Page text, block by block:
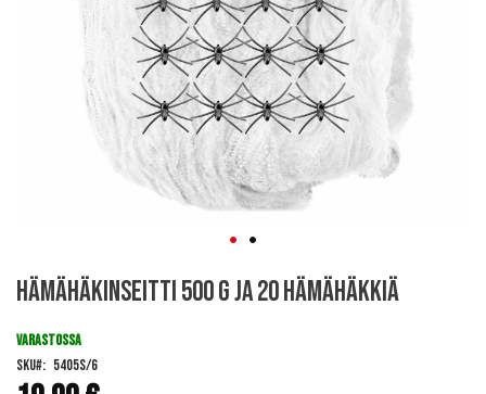
to
beginning
the
Hämähäkinseitti 500 g ja 20 hämähäkkiä
VARASTOSSA
SKU
5405S/6